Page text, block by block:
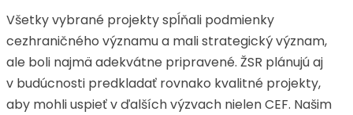
Všetky vybrané projekty spĺňali podmienky
cezhraničného významu a mali strategický význam,
ale boli najmä adekvátne pripravené. ŽSR plánujú aj
v budúcnosti predkladať rovnako kvalitné projekty,
aby mohli uspieť v ďalších výzvach nielen CEF. Našim